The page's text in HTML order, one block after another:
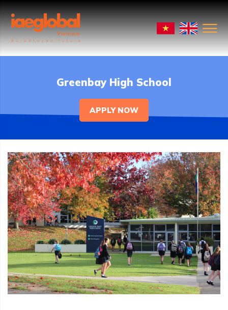
Greenbay High School
APPLY NOW